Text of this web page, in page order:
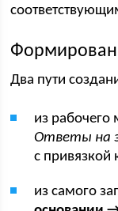
Два пути
из рабочего
Ответы на
с привязкой
из самого